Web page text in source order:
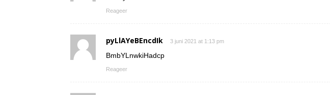
Reageer
pyLlAYeBEncdIk 3 juni 2021 at 1:13 pm
BmbYLnwkiHadcp
Reageer